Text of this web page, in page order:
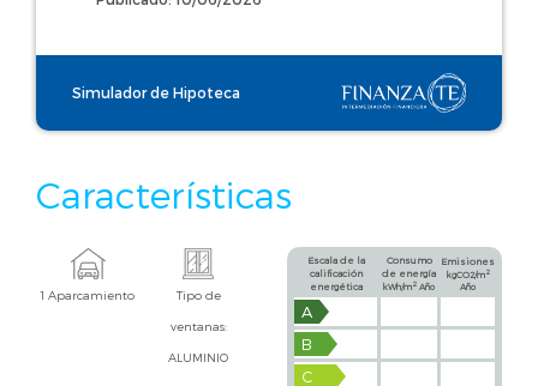
Simulador de Hipoteca
Características
1 Aparcamiento Tipo de
ventanas:
ALUMINIO
Escala de la
calificación
energética
Consumo
de energía
kWh/m2 Año
Emisiones
kgCO2/m 2
Año
A
B
C